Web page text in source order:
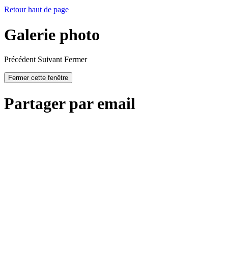
Retour haut de page
Galerie photo
Précédent Suivant Fermer
Fermer cette fenêtre
Partager par email